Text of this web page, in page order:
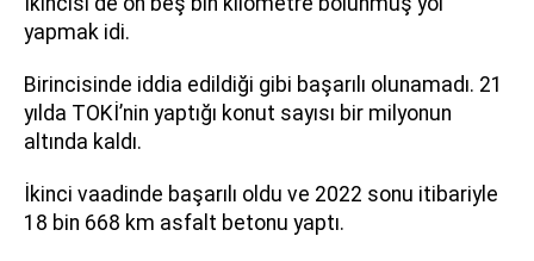
yapmak idi.
Birincisinde iddia edildiği gibi başarılı olunamadı. 21
yılda TOKİ’nin yaptığı konut sayısı bir milyonun
altında kaldı.
İkinci vaadinde başarılı oldu ve 2022 sonu itibariyle
18 bin 668 km asfalt betonu yaptı.